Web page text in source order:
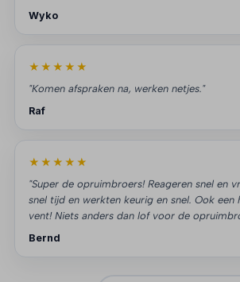
Wyko
★★★★★
"Komen afspraken na, werken netjes."
Raf
★★★★★
"Super de opruimbroers! Reageren snel en
snel tijd en werkten keurig en snel. Ook een
vent! Niets anders dan lof voor de
Bernd